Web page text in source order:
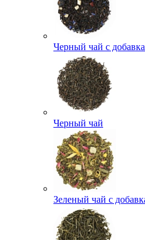
Черный чай с
Черный чай
Зеленый чай с